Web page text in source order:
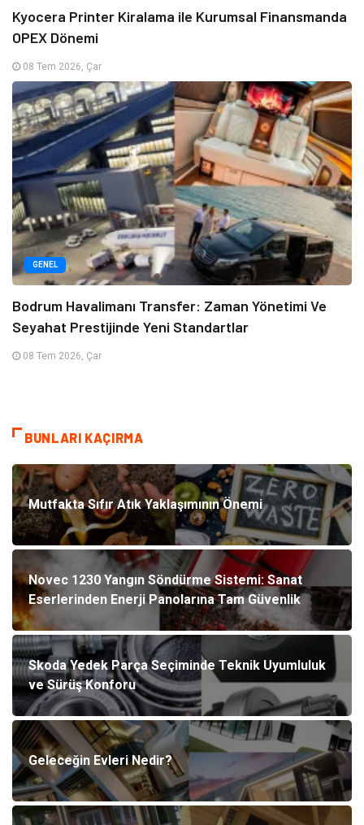
Kyocera Printer Kiralama ile Kurumsal Finansmanda
OPEX Dönemi
08 Tem 2026, Çar
GENEL
Bodrum Havalimanı Transfer: Zaman Yönetimi Ve
Seyahat Prestijinde Yeni Standartlar
08 Tem 2026, Çar
BUNLARI KAÇIRMA
Mutfakta Sıfır Atık Yaklaşımının Önemi
Novec 1230 Yangın Söndürme Sistemi: Sanat
Eserlerinden Enerji Panolarına Tam Güvenlik
Skoda Yedek Parça Seçiminde Teknik Uyumluluk
ve Sürüş Konforu
Geleceğin Evleri Nedir?